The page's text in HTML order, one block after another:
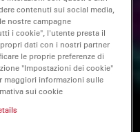
contenuti sui social media,
nostre campagne
i cookie", l'utente presta il
dati con i nostri partner
le proprie preferenze di
"Impostazioni dei cookie"
maggiori informazioni sulle
sui cookie